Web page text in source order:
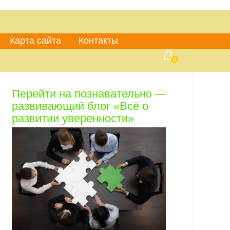
Карта сайта
Контакты
0
Перейти на познавательно —
развивающий блог «Всё о
развитии уверенности»